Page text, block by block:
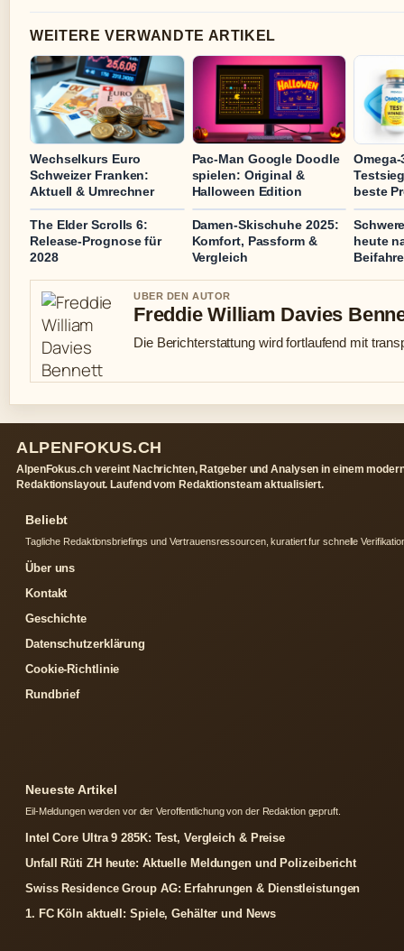
WEITERE VERWANDTE ARTIKEL
Wechselkurs Euro
Schweizer Franken:
Aktuell & Umrechner
Pac-Man Google Doodle
spielen: Original &
Halloween Edition
beste
The Elder Scrolls 6:
Release-Prognose für
2028
Damen-Skischuhe 2025:
Komfort, Passform &
Vergleich
heute
UBER DEN AUTOR
Freddie William Davies
Die Berichterstattung wird fortlaufend mit
ALPENFOKUS.CH
AlpenFokus.ch vereint Nachrichten, Ratgeber und Analysen in einem
Redaktionslayout. Laufend vom Redaktionsteam aktualisiert.
Beliebt
Tagliche Redaktionsbriefings und Vertrauensressourcen, kuratiert fur schnelle
Über uns
Kontakt
Geschichte
Datenschutzerklärung
Cookie-Richtlinie
Rundbrief
Neueste Artikel
Eil-Meldungen werden vor der Veroffentlichung von der Redaktion gepruft.
Intel Core Ultra 9 285K: Test, Vergleich & Preise
Unfall Rüti ZH heute: Aktuelle Meldungen und Polizeibericht
Swiss Residence Group AG: Erfahrungen & Dienstleistungen
1. FC Köln aktuell: Spiele, Gehälter und News